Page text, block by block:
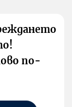
по-